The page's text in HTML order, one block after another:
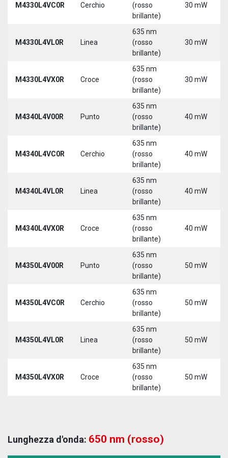
M4330L4VC0R Cerchio
(rosso
brillante)
30 mW
M4330L4VL0R Linea
635 nm
(rosso
brillante)
30 mW
M4330L4VX0R Croce
635 nm
(rosso
brillante)
30 mW
M4340L4V00R Punto
635 nm
(rosso
brillante)
40 mW
M4340L4VC0R Cerchio
635 nm
(rosso
brillante)
40 mW
M4340L4VL0R Linea
635 nm
(rosso
brillante)
40 mW
M4340L4VX0R Croce
635 nm
(rosso
brillante)
40 mW
M4350L4V00R Punto
635 nm
(rosso
brillante)
50 mW
M4350L4VC0R Cerchio
635 nm
(rosso
brillante)
50 mW
M4350L4VL0R Linea
635 nm
(rosso
brillante)
50 mW
M4350L4VX0R Croce
635 nm
(rosso
brillante)
50 mW
Lunghezza d'onda: 650 nm (rosso)